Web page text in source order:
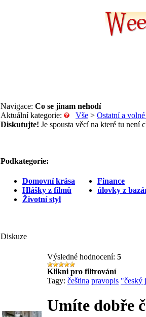
Navigace: Co se jinam nehodí
Aktuální kategorie: Vše > Ostatní a volné
Diskutujte! Je spousta věcí na které tu není
Podkategorie:
Domovní krása
Hlášky z filmů
Životní styl
Finance
úlovky z
Diskuze
Výsledné hodnocení: 5
Klikni pro filtrování
Tagy: čeština pravopis "český
Umíte dobře